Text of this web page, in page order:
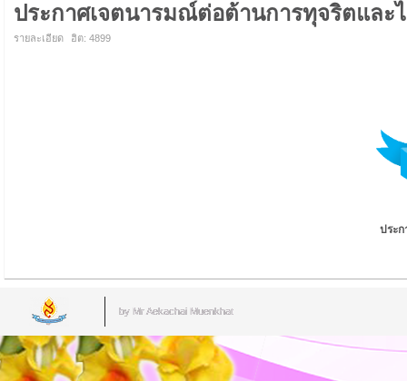
ประกาศเจตนารมณ์ต่อต้านการทุจริตและ
รายละเอียด ฮิต: 4899
ประ
by Mr.Aekachai Muenkhat